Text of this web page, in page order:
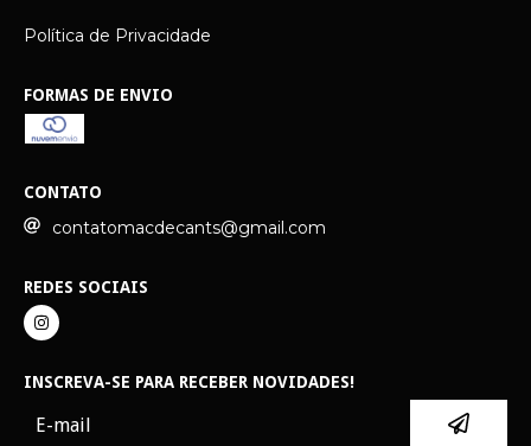
Política de Privacidade
FORMAS DE ENVIO
CONTATO
contatomacdecants@gmail.com
REDES SOCIAIS
INSCREVA-SE PARA RECEBER NOVIDADES!